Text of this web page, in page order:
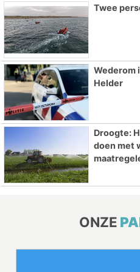
Twee
Wederom
Helder
Droogte:
doen met
ONZE